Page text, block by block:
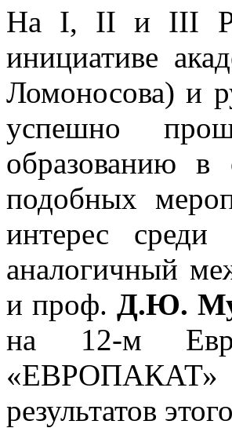
На I, II и III
инициативе
Ломоносова) и
успешно
образованию в
подобных
интерес среди
аналогичный
и проф. Д.Ю.
на 12-м
результатов